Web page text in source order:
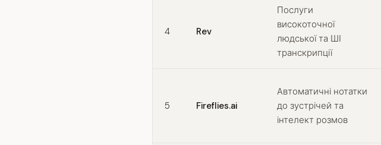
4 Rev
Послуги
високоточної
людської та ШІ
транскрипції
5 Fireflies.ai
Автоматичні нотатки
до зустрічей та
інтелект розмов